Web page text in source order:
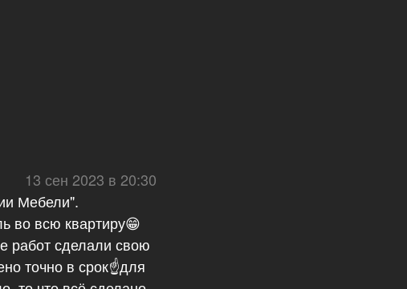
13 сен 2023 в 20:30
Мебели".
во всю квартиру😁
работ сделали свою
точно в срок☝для